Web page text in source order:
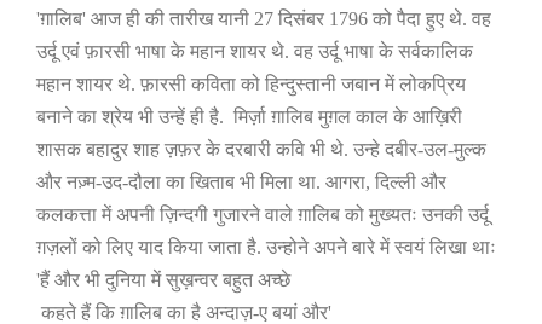
'ग़ालिब' आज ही की तारीख यानी 27 दिसंबर 1796 को पैदा हुए थे. वह
उर्दू एवं फ़ारसी भाषा के महान शायर थे. वह उर्दू भाषा के सर्वकालिक
महान शायर थे. फ़ारसी कविता को हिन्दुस्तानी जबान में लोकप्रिय
बनाने का श्रेय भी उन्हें ही है. मिर्ज़ा ग़ालिब मुग़ल काल के आख़िरी
शासक बहादुर शाह ज़फ़र के दरबारी कवि भी थे. उन्हे दबीर-उल-मुल्क
और नज़्म-उद-दौला का खिताब भी मिला था. आगरा, दिल्ली और
कलकत्ता में अपनी ज़िन्दगी गुजारने वाले ग़ालिब को मुख्यतः उनकी उर्दू
ग़ज़लों को लिए याद किया जाता है. उन्होने अपने बारे में स्वयं लिखा थाः
'हैं और भी दुनिया में सुख़न्वर बहुत अच्छे
कहते हैं कि ग़ालिब का है अन्दाज़-ए बयां और'